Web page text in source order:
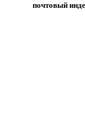
почтовый